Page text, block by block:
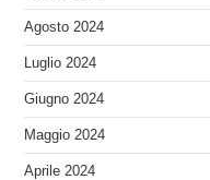
Agosto 2024
Luglio 2024
Giugno 2024
Maggio 2024
Aprile 2024